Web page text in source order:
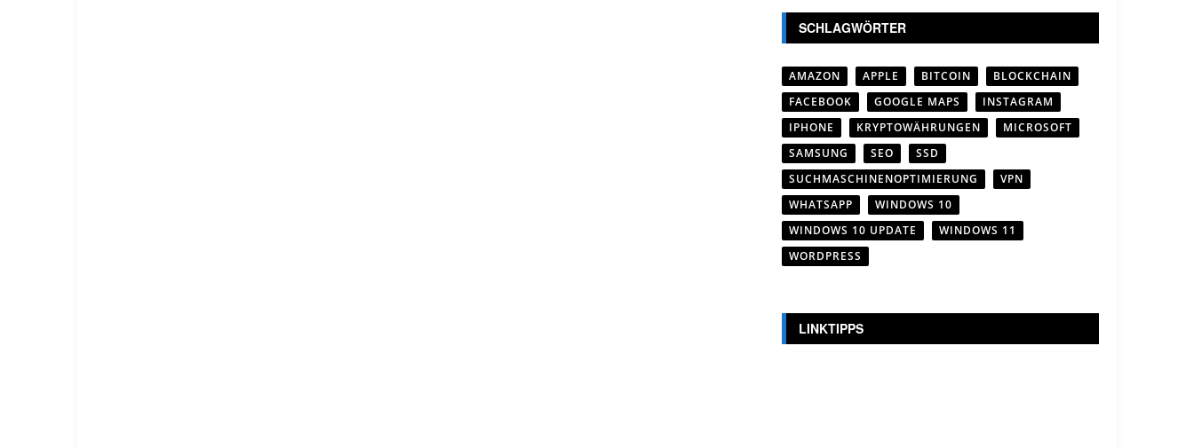
SCHLAGWÖRTER
AMAZON APPLE BITCOIN
BLOCKCHAIN
FACEBOOK
GOOGLE MAPS
INSTAGRAM
IPHONE
KRYPTOWÄHRUNGEN
MICROSOFT
SAMSUNG
SEO
SSD
SUCHMASCHINENOPTIMIERUNG
VPN
WHATSAPP
WINDOWS 10
WINDOWS 10 UPDATE
WINDOWS 11
WORDPRESS
LINKTIPPS